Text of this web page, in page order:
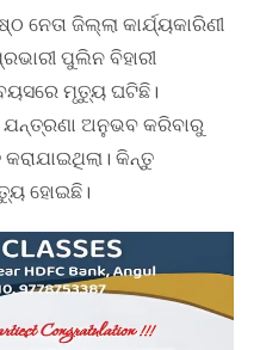
ନେତା ଜିଲ୍ଲା କାର୍ଯ୍ୟକାରିଣୀ
ପୁଲିନ ବିହାରୀ
ମୃତ୍ୟୁ ଘଟିଛି।
ଯନ୍ତ୍ରଣା ଅନୁଭବ କରିବାରୁ
କିନ୍ତୁ
ହୋଇଛି।